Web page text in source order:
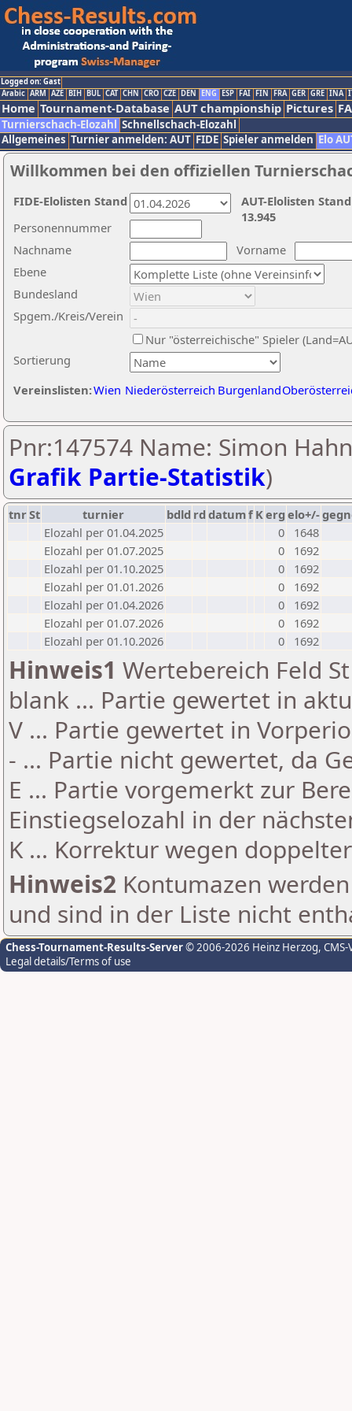
Logged on: Gast
Arabic ARM AZE BIH BUL CAT CHN CRO CZE DEN ENG ESP FAI FIN FRA GER GRE INA
Home Tournament-Database AUT championship Pictures
Turnierschach-Elozahl Schnellschach-Elozahl
Allgemeines Turnier anmelden: AUT FIDE Spieler anmelden Elo
Willkommen bei den offiziellen
Nachname
Vorname
Ebene
Sortierung
Personennummer
Bundesland
Spgem./Kreis/Verein
Nur "österreichische" Spieler
Vereinslisten:Wien Niederösterreich Burgenland
AUT-Elolisten
13.945
FIDE-Elolisten Stand
Pnr:147574 Name: Simon
Grafik Partie-Statistik)
tnrSt turnier bdld rd datumf Kerg elo+/-
Elozahl per 01.04.2025
0
1648
Elozahl per 01.07.2025
0
1692
Elozahl per 01.10.2025
0
1692
Elozahl per 01.01.2026
0
1692
Elozahl per 01.04.2026
0
1692
Elozahl per 01.07.2026
0
1692
Elozahl per 01.10.2026
0 1692
Hinweis1 Wertebereich Feld
blank ... Partie gewertet in
V ... Partie gewertet in
- ... Partie nicht gewertet, da
E ... Partie vorgemerkt zur
Einstiegselozahl in der
K ... Korrektur wegen
Hinweis2 Kontumazen
und sind in der Liste nicht
Chess-Tournament-Results-Server© 2006-2026 Heinz Herzog,
Legal details/Terms of use